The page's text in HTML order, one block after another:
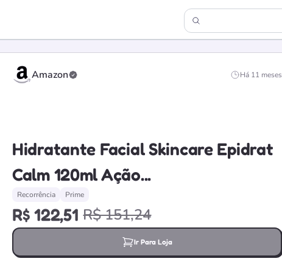
AmazonLoja verificada Há 11 meses
Hidratante Facial Skincare Epidrat
Calm 120ml Ação...
Recorrência Prime
R$ 122,51 R$ 151,24
Ir Para Loja